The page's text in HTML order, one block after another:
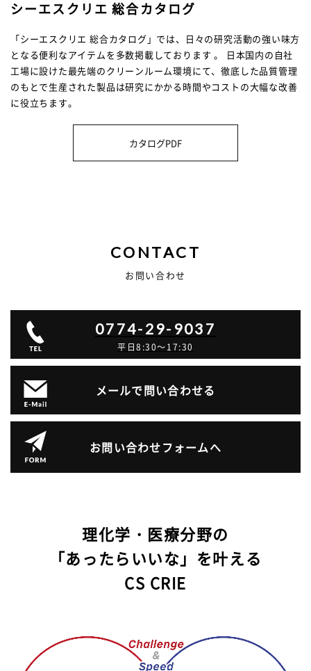
シーエスクリエ 総合カタログ
「シーエスクリエ 総合カタログ」では、日々の研究活動の強い味方
となる便利なアイテムを多数掲載しております 。 日本国内の自社
工場に設けた最先端のクリーンルーム環境にて、徹底した品質管理
のもとで生産された製品は研究にかかる時間やコストの大幅な改善
に役立ちます。
カタログPDF
CONTACT
お問い合わせ
0774-29-9037
平日8:30～17:30
メールで問い合わせる
お問い合わせフォームへ
理化学・医療分野の
「あったらいいな」を叶える
CS CRIE